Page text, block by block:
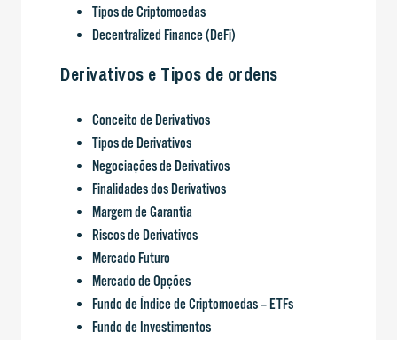
Tipos de Criptomoedas
Decentralized Finance (DeFi)
Derivativos e Tipos de ordens
Conceito de Derivativos
Tipos de Derivativos
Negociações de Derivativos
Finalidades dos Derivativos
Margem de Garantia
Riscos de Derivativos
Mercado Futuro
Mercado de Opções
Fundo de Índice de Criptomoedas – ETFs
Fundo de Investimentos